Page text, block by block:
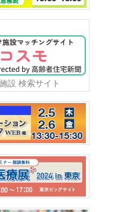
設 検索サイト